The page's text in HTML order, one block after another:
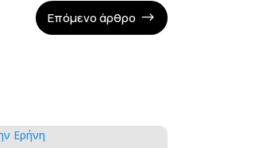
Επόμενο άρθρο $